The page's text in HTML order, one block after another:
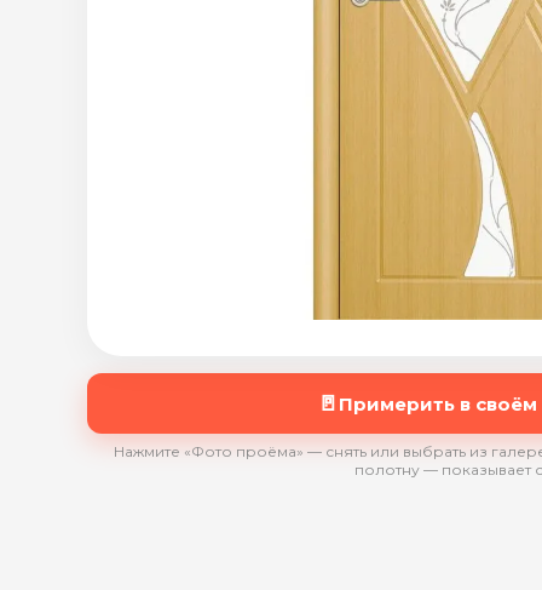
🚪 Примерить в
Нажмите «Фото проёма» — снять или выбрать из
полотну — показывает